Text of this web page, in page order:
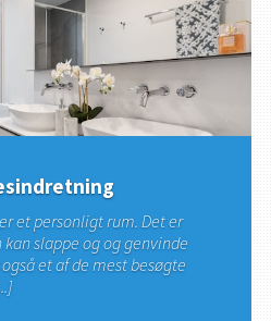
et personligt rum. Det er
slappe og og genvinde
et af de mest besøgte